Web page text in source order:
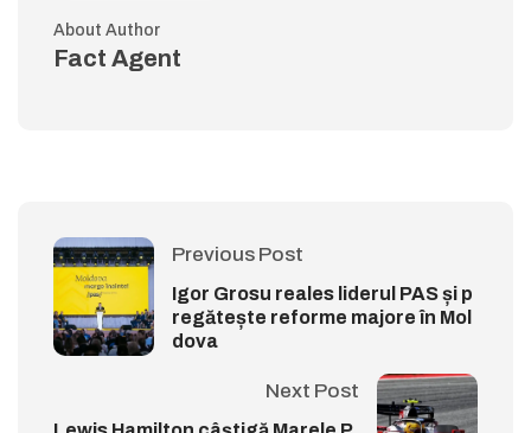
About Author
Fact Agent
Previous Post
Igor Grosu reales liderul PAS și p
regătește reforme majore în Mol
dova
Next Post